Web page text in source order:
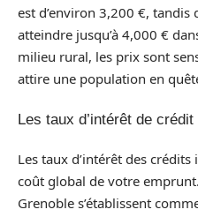
est d’environ 3,200 €, tandis
atteindre jusqu’à 4,000 €
milieu rural, les prix sont
attire une population en
Les taux d’intérêt de
Les taux d’intérêt des
coût global de votre
Grenoble s’établissent